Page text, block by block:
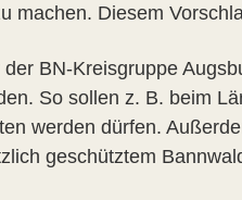
machen. Diesem
BN-Kreisgruppe
So sollen z. B. beim
werden dürfen.
geschütztem